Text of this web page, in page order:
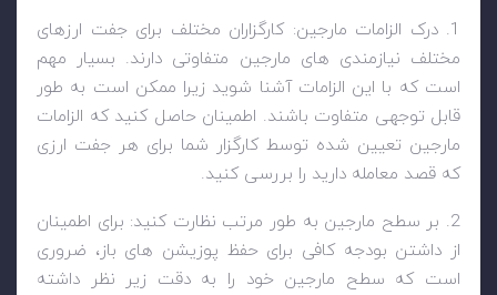
1. درک الزامات مارجین: کارگزاران مختلف برای جفت ارزهای
مختلف نیازمندی های مارجین متفاوتی دارند. بسیار مهم
است که با این الزامات آشنا شوید زیرا ممکن است به طور
قابل توجهی متفاوت باشند. اطمینان حاصل کنید که الزامات
مارجین تعیین شده توسط کارگزار شما برای هر جفت ارزی
که قصد معامله دارید را بررسی کنید.
2. بر سطح مارجین به طور مرتب نظارت کنید: برای اطمینان
از داشتن بودجه کافی برای حفظ پوزیشن های باز، ضروری
است که سطح مارجین خود را به دقت زیر نظر داشته